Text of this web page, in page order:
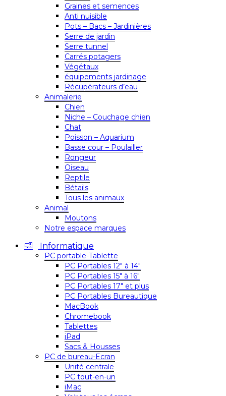
Graines et semences
Anti nuisible
Pots – Bacs – Jardinières
Serre de jardin
Serre tunnel
Carrés potagers
Végétaux
équipements jardinage
Récupérateurs d’eau
Animalerie
Chien
Niche – Couchage chien
Chat
Poisson – Aquarium
Basse cour – Poulailler
Rongeur
Oiseau
Reptile
Bétails
Tous les animaux
Animal
Moutons
Notre espace marques
Informatique
PC portable-Tablette
PC Portables 12″ à 14″
PC Portables 15″ à 16″
PC Portables 17″ et plus
PC Portables Bureautique
MacBook
Chromebook
Tablettes
iPad
Sacs & Housses
PC de bureau-Ecran
Unité centrale
PC tout-en-un
iMac